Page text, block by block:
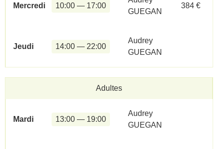
Mercredi 10:00 — 17:00
GUEGAN
Jeudi 14:00 — 22:00
Audrey
GUEGAN
384 €
Adultes
Mardi 13:00 — 19:00
Audrey
GUEGAN